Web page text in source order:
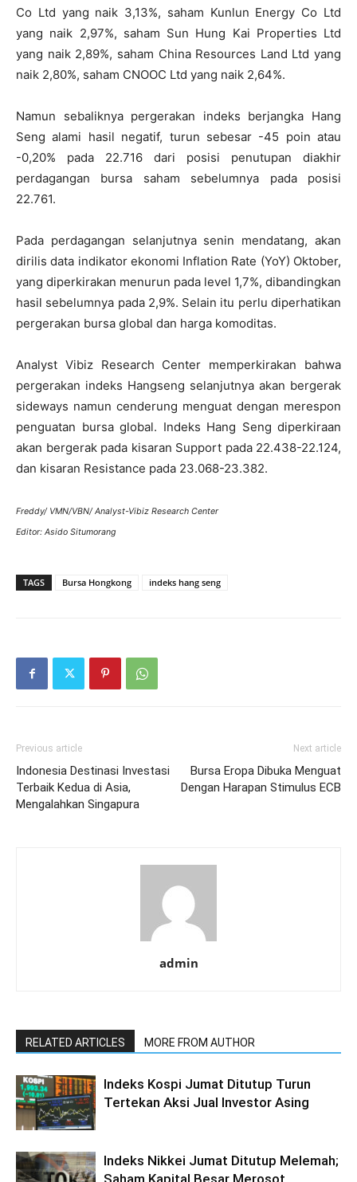
Co Ltd yang naik 3,13%, saham Kunlun Energy Co Ltd
yang naik 2,97%, saham Sun Hung Kai Properties Ltd
yang naik 2,89%, saham China Resources Land Ltd yang
naik 2,80%, saham CNOOC Ltd yang naik 2,64%.
Namun sebaliknya pergerakan indeks berjangka Hang
Seng alami hasil negatif, turun sebesar -45 poin atau
-0,20% pada 22.716 dari posisi penutupan diakhir
perdagangan bursa saham sebelumnya pada posisi
22.761.
Pada perdagangan selanjutnya senin mendatang, akan
dirilis data indikator ekonomi Inflation Rate (YoY) Oktober,
yang diperkirakan menurun pada level 1,7%, dibandingkan
hasil sebelumnya pada 2,9%. Selain itu perlu diperhatikan
pergerakan bursa global dan harga komoditas.
Analyst Vibiz Research Center memperkirakan bahwa
pergerakan indeks Hangseng selanjutnya akan bergerak
sideways namun cenderung menguat dengan merespon
penguatan bursa global. Indeks Hang Seng diperkiraan
akan bergerak pada kisaran Support pada 22.438-22.124,
dan kisaran Resistance pada 23.068-23.382.
Freddy/ VMN/VBN/ Analyst-Vibiz Research Center
Editor: Asido Situmorang
TAGS Bursa Hongkong indeks hang seng
Previous article
Indonesia Destinasi Investasi
Terbaik Kedua di Asia,
Mengalahkan Singapura
Next article
Bursa Eropa Dibuka Menguat
Dengan Harapan Stimulus ECB
admin
RELATED ARTICLES MORE FROM AUTHOR
Indeks Kospi Jumat Ditutup Turun
Tertekan Aksi Jual Investor Asing
Indeks Nikkei Jumat Ditutup Melemah;
Saham Kapital Besar Merosot